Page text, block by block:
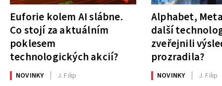
Euforie kolem AI slábne.
Co stojí za aktuálním
poklesem
technologických akcií?
NOVINKY J. Filip
Alphabet,
další
zveřejnili
prozradila?
NOVINKY J. Filip